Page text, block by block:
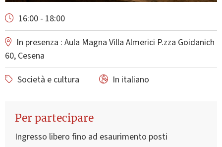
16:00 - 18:00
In presenza : Aula Magna Villa Almerici P.zza Goidanich
60, Cesena
Società e cultura
In italiano
Per partecipare
Ingresso libero fino ad esaurimento posti